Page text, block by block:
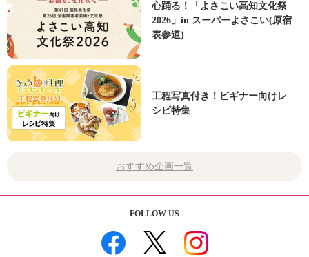
心踊る！「よさこい高知文化祭
2026」in スーパーよさこい(原宿
表参道)
工程写真付き！ビギナー向けレ
シピ特集
おすすめ企画一覧
FOLLOW US